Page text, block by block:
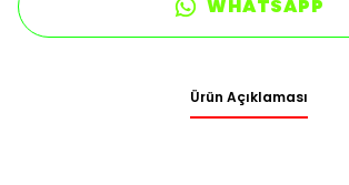
WHATSAPP
Ürün Açıklaması